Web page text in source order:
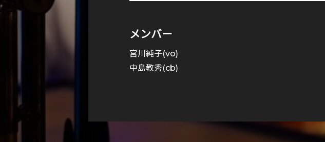
メンバー
宮川純子(vo)
中島教秀(cb)